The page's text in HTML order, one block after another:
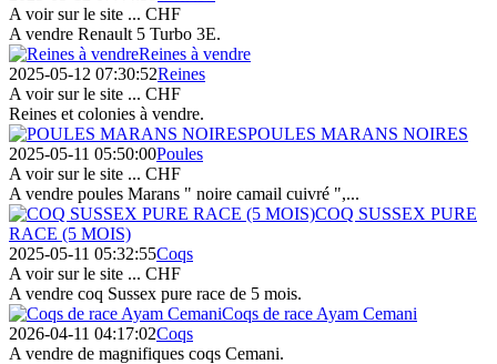
A voir sur le site ... CHF
A vendre Renault 5 Turbo 3E.
Reines à vendre
2025-05-12 07:30:52Reines
A voir sur le site ... CHF
Reines et colonies à vendre.
POULES MARANS NOIRES
2025-05-11 05:50:00Poules
A voir sur le site ... CHF
A vendre poules Marans " noire camail cuivré ",...
COQ SUSSEX PURE
RACE (5 MOIS)
2025-05-11 05:32:55Coqs
A voir sur le site ... CHF
A vendre coq Sussex pure race de 5 mois.
Coqs de race Ayam Cemani
2026-04-11 04:17:02Coqs
A vendre de magnifiques coqs Cemani.